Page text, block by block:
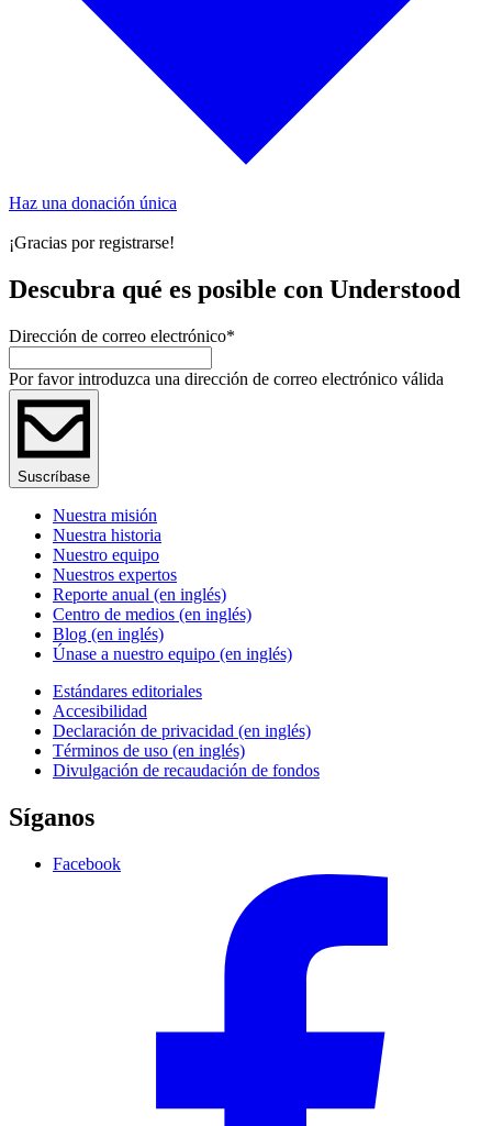
Haz una donación única
¡Gracias por registrarse!
Descubra qué es posible con Understood
Dirección de correo electrónico*
Por favor introduzca una dirección de correo electrónico válida
Suscríbase
Nuestra misión
Nuestra historia
Nuestro equipo
Nuestros expertos
Reporte anual (en inglés)
Centro de medios (en inglés)
Blog (en inglés)
Únase a nuestro equipo (en inglés)
Estándares editoriales
Accesibilidad
Declaración de privacidad (en inglés)
Términos de uso (en inglés)
Divulgación de recaudación de fondos
Síganos
Facebook